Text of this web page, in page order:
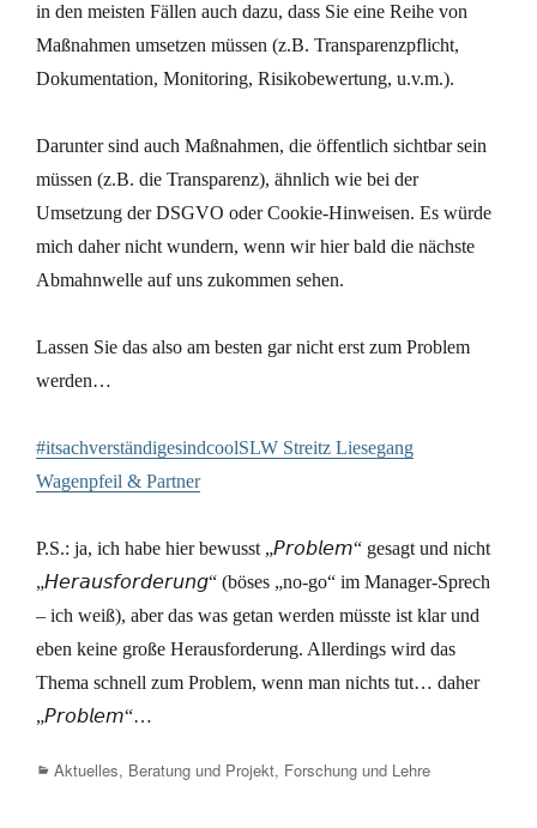
in den meisten Fällen auch dazu, dass Sie eine Reihe von
Maßnahmen umsetzen müssen (z.B. Transparenzpflicht,
Dokumentation, Monitoring, Risikobewertung, u.v.m.).
Darunter sind auch Maßnahmen, die öffentlich sichtbar sein
müssen (z.B. die Transparenz), ähnlich wie bei der
Umsetzung der DSGVO oder Cookie-Hinweisen. Es würde
mich daher nicht wundern, wenn wir hier bald die nächste
Abmahnwelle auf uns zukommen sehen.
Lassen Sie das also am besten gar nicht erst zum Problem
werden…
#itsachverständigesindcoolSLW Streitz Liesegang
Wagenpfeil & Partner
P.S.: ja, ich habe hier bewusst „𝘗𝘳𝘰𝘣𝘭𝘦𝘮“ gesagt und nicht
„𝘏𝘦𝘳𝘢𝘶𝘴𝘧𝘰𝘳𝘥𝘦𝘳𝘶𝘯𝘨“ (böses „no-go“ im Manager-Sprech
– ich weiß), aber das was getan werden müsste ist klar und
eben keine große Herausforderung. Allerdings wird das
Thema schnell zum Problem, wenn man nichts tut… daher
„𝘗𝘳𝘰𝘣𝘭𝘦𝘮“…
Categories
Aktuelles, Beratung und Projekt, Forschung und Lehre